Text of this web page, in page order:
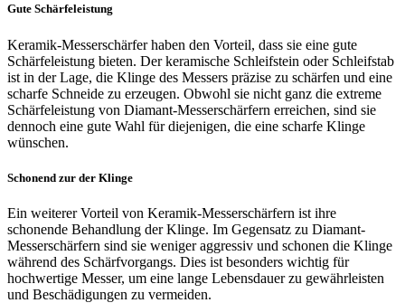
Gute Schärfeleistung
Keramik-Messerschärfer haben den Vorteil, dass sie eine gute
Schärfeleistung bieten. Der keramische Schleifstein oder Schleifstab
ist in der Lage, die Klinge des Messers präzise zu schärfen und eine
scharfe Schneide zu erzeugen. Obwohl sie nicht ganz die extreme
Schärfeleistung von Diamant-Messerschärfern erreichen, sind sie
dennoch eine gute Wahl für diejenigen, die eine scharfe Klinge
wünschen.
Schonend zur der Klinge
Ein weiterer Vorteil von Keramik-Messerschärfern ist ihre
schonende Behandlung der Klinge. Im Gegensatz zu Diamant-
Messerschärfern sind sie weniger aggressiv und schonen die Klinge
während des Schärfvorgangs. Dies ist besonders wichtig für
hochwertige Messer, um eine lange Lebensdauer zu gewährleisten
und Beschädigungen zu vermeiden.